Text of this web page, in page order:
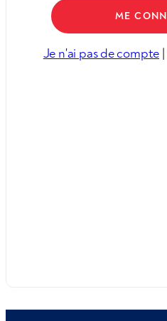
Je n'ai pas de compte |